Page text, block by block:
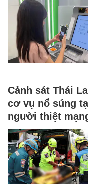
Cảnh sát Thái
cơ vụ nổ súng
người thiệt